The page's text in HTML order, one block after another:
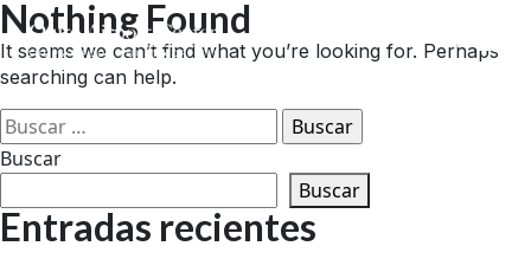
Skip
to
content
EN
Nothing Found
It seems we can’t find what you’re looking for. Perhaps
searching can help.
Buscar:
Buscar
Buscar
Entradas recientes